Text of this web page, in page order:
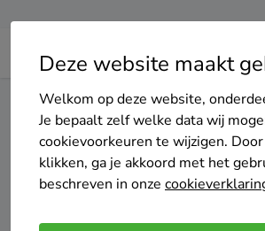
Deze website maakt
Welkom op deze website,
Je bepaalt zelf welke data wij
cookievoorkeuren te wijzigen.
klikken, ga je akkoord met het
beschreven in onze
Home Zonnepanelen